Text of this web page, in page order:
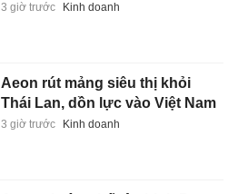
3 giờ trước Kinh doanh
Aeon rút mảng siêu thị khỏi
Thái Lan, dồn lực vào Việt Nam
3 giờ trước Kinh doanh